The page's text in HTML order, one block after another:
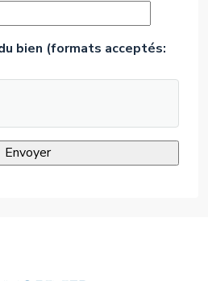
bien (formats acceptés: